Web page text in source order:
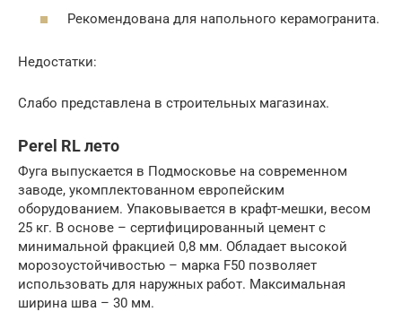
Рекомендована для напольного керамогранита.
Недостатки:
Слабо представлена в строительных магазинах.
Perel RL лето
Фуга выпускается в Подмосковье на современном
заводе, укомплектованном европейским
оборудованием. Упаковывается в крафт-мешки, весом
25 кг. В основе – сертифицированный цемент с
минимальной фракцией 0,8 мм. Обладает высокой
морозоустойчивостью – марка F50 позволяет
использовать для наружных работ. Максимальная
ширина шва – 30 мм.